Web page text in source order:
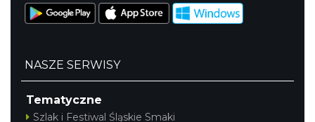
Akcja Przewodnik Czeka
Wisła
NASZE SERWISY
Tematyczne
Szlak i Festiwal Śląskie Smaki